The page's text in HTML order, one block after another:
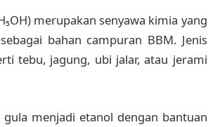
merupakan senyawa kimia yang
bahan campuran BBM. Jenis
tebu, jagung, ubi jalar, atau jerami
menjadi etanol dengan bantuan